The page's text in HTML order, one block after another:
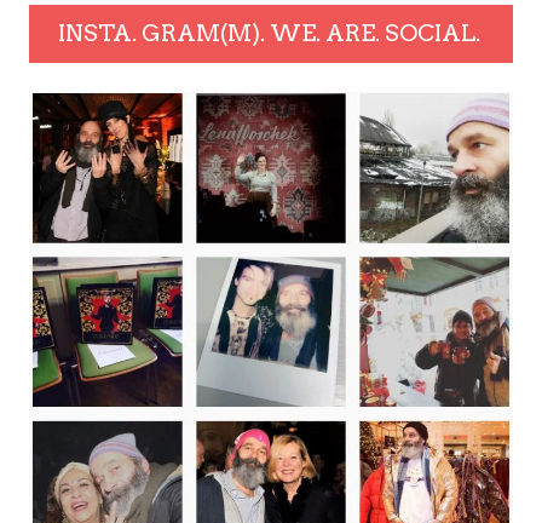
INSTA. GRAM(M). WE. ARE. SOCIAL.